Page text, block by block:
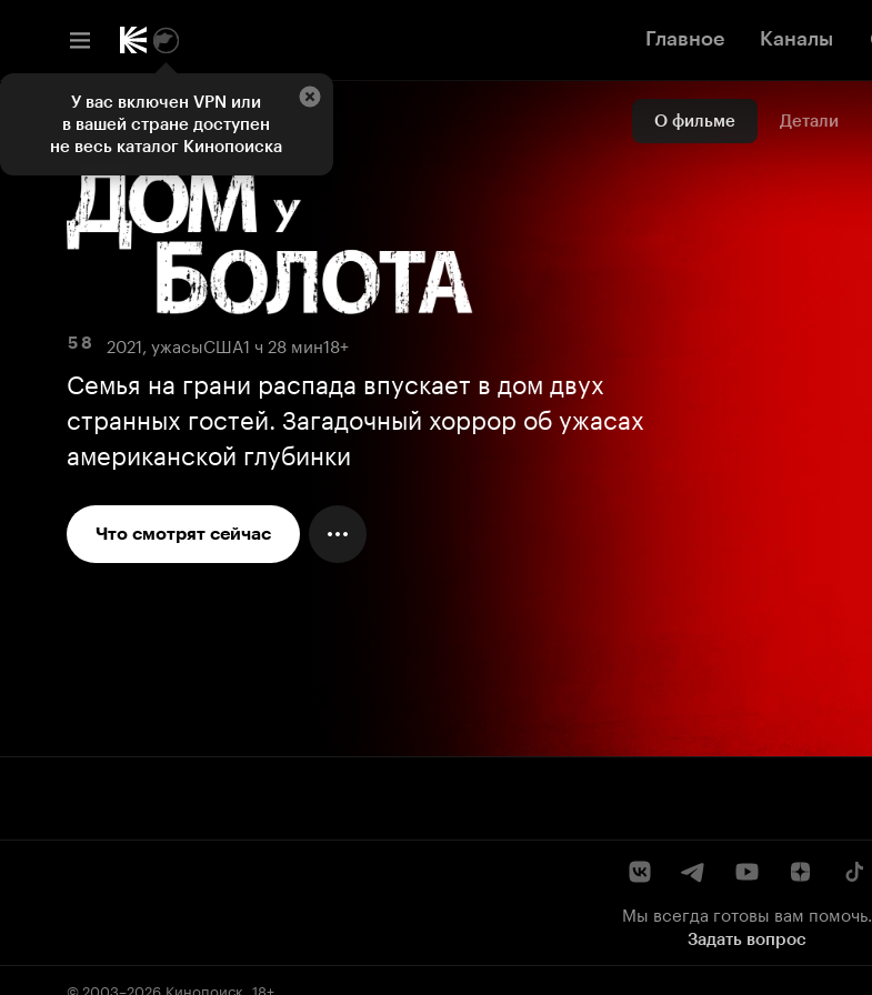
Главное Каналы
О фильме Детали
5 8 2021, ужасыСША1 ч 28 мин18+
Семья на грани распада впускает в дом двух
странных гостей. Загадочный хоррор об ужасах
американской глубинки
Что смотрят сейчас
Мы всегда готовы вам помочь.
Задать вопрос
© 2003–2026 Кинопоиск 18+
У вас включен VPN или
в вашей стране доступен
не весь каталог Кинопоиска